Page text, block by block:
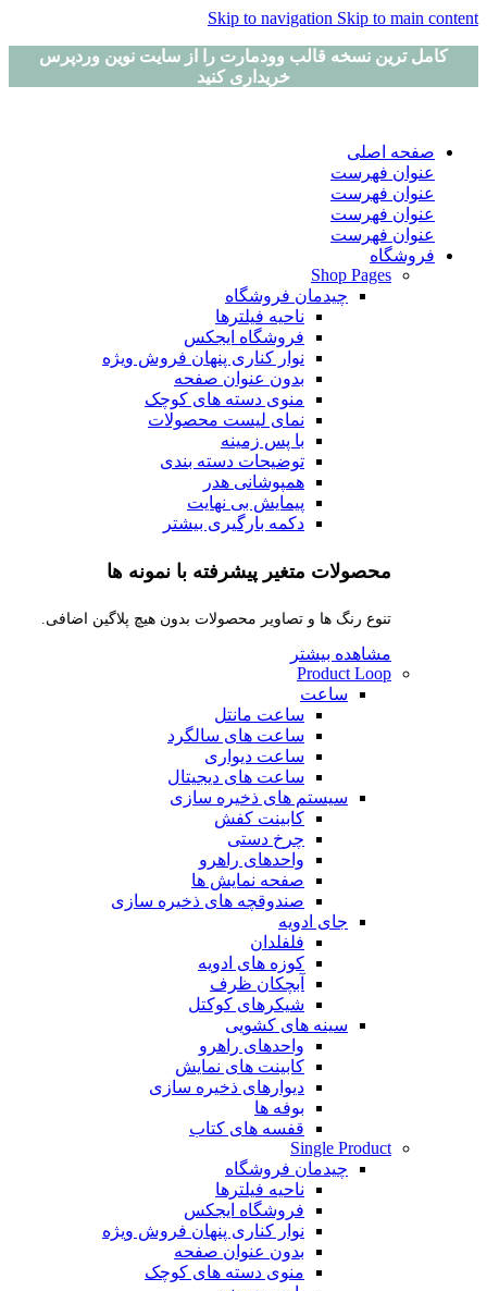
Skip to navigation Skip to main content
کامل ترین نسخه قالب وودمارت را از سایت نوین وردپرس
خریداری کنید
صفحه اصلی
عنوان فهرست
عنوان فهرست
عنوان فهرست
عنوان فهرست
فروشگاه
Shop Pages
چیدمان فروشگاه
ناحیه فیلترها
فروشگاه ایجکس
نوار کناری پنهان فروش ویژه
بدون عنوان صفحه
منوی دسته های کوچک
نمای لیست محصولات
با پس زمینه
توضیحات دسته بندی
همپوشانی هدر
پیمایش بی نهایت
دکمه بارگیری بیشتر
محصولات متغیر پیشرفته با نمونه ها
تنوع رنگ ها و تصاویر محصولات بدون هیچ پلاگین اضافی.
مشاهده بیشتر
Product Loop
ساعت
ساعت مانتل
ساعت های سالگرد
ساعت دیواری
ساعت های دیجیتال
سیستم های ذخیره سازی
کابینت کفش
چرخ دستی
واحدهای راهرو
صفحه نمایش ها
صندوقچه های ذخیره سازی
جای ادویه
فلفلدان
کوزه های ادویه
آبچکان ظرف
شیکرهای کوکتل
سینه های کشویی
واحدهای راهرو
کابینت های نمایش
دیوارهای ذخیره سازی
بوفه ها
قفسه های کتاب
Single Product
چیدمان فروشگاه
ناحیه فیلترها
فروشگاه ایجکس
نوار کناری پنهان فروش ویژه
بدون عنوان صفحه
منوی دسته های کوچک